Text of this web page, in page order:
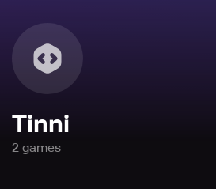
Tinni
2 games